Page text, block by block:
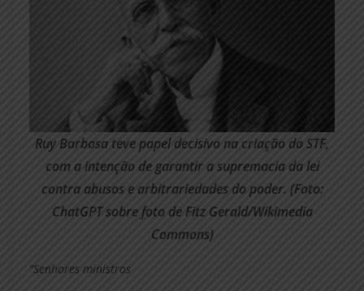
Ruy Barbosa teve papel decisivo na criação do STF,
com a intenção de garantir a supremacia da lei
contra abusos e arbitrariedades do poder. (Foto:
ChatGPT sobre foto de Fitz Gerald/Wikimedia
Commons)
“Senhores ministros